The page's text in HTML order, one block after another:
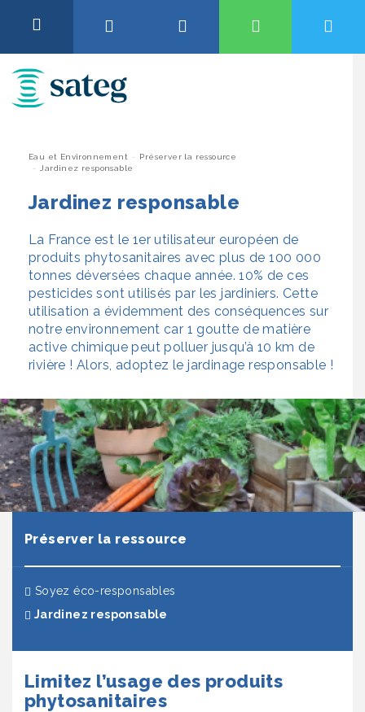
Abonnement et Raccordement
Je surveille mon installation
Eau et Environnement
Aide et Contact
QUALITÉ DE L’EAU, TRAVAUX OU ENCORE
TARIFS…
votre ville.
cherchant un autre code postal ou ville, pour commencer une
recherche, cliquez sur le nom de la ville ci-dessous.
Taper votre code postal ou le nom de votre ville
Accéder aux informations
Vous
ici
Eau et Environnement
Préserver la ressource
Jardinez responsable
Jardinez responsable
La France est le 1er utilisateur européen de
produits phytosanitaires avec plus de 100 000
tonnes déversées chaque année. 10% de ces
pesticides sont utilisés par les jardiniers. Cette
utilisation a évidemment des conséquences sur
notre environnement car 1 goutte de matière
active chimique peut polluer jusqu’à 10 km de
rivière ! Alors, adoptez le jardinage responsable !
Préserver la ressource
Soyez éco-responsables
Jardinez responsable
Limitez l’usage des produits
phytosanitaires